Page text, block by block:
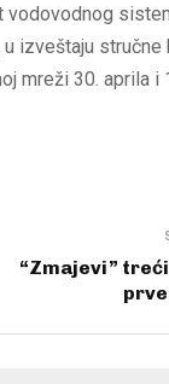
izveštaju stručne
mreži 30. aprila i
“Zmajevi”